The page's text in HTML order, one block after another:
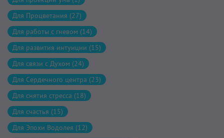
Для Процветания (27)
Для работы с гневом (14)
Для развития интуиции (15)
Для связи с Духом (24)
Для Сердечного центра (23)
Для снятия стресса (18)
Для счастья (15)
Для Эпохи Водолея (12)